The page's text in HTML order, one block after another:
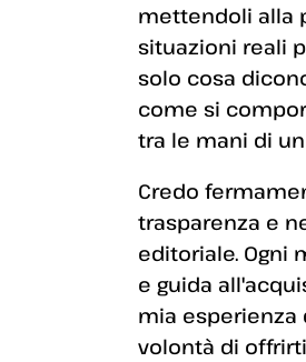
mettendoli alla
situazioni reali
solo cosa
come si
tra le mani di
Credo
trasparenza e
editoriale. Ogni
e guida
mia esperienza
volontà di